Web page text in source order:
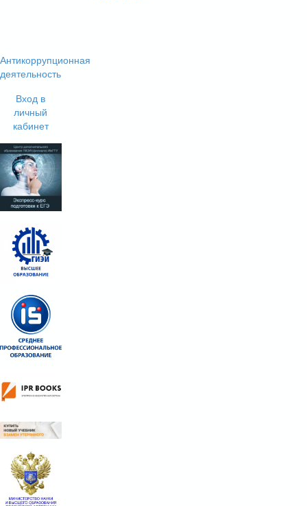
Антикоррупционная
деятельность
Вход в
личный
кабинет